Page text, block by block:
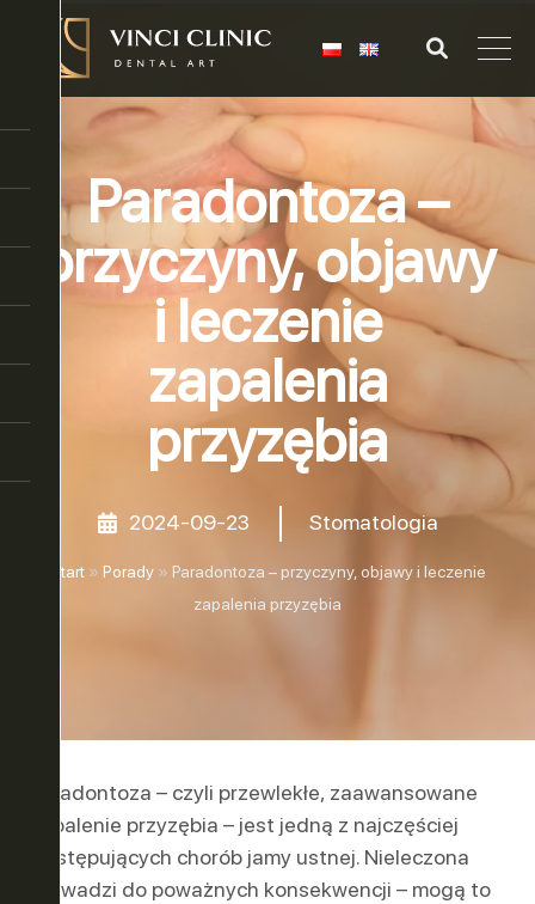
Paradontoza –
przyczyny, objawy
i leczenie
zapalenia
przyzębia
2024-09-23 Stomatologia
Start» Porady» Paradontoza – przyczyny, objawy i leczenie
zapalenia przyzębia
Paradontoza – czyli przewlekłe, zaawansowane
zapalenie przyzębia – jest jedną z najczęściej
występujących chorób jamy ustnej. Nieleczona
prowadzi do poważnych konsekwencji – mogą to